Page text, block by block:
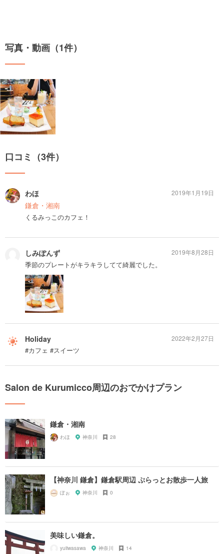
写真・動画（1件）
口コミ（3件）
わほ
鎌倉・湘南
くるみっこのカフェ！
2019年1月19日
しみぽんず
季節のプレートがキラキラしてて綺麗でした。
2019年8月28日
Holiday
#カフェ #スイーツ
2022年2月27日
Salon de Kurumicco周辺のおでかけプラン
鎌倉・湘南
わほ 神奈川 28
【神奈川 鎌倉】鎌倉駅周辺 ぷらっとお散歩一人旅
ぽぉ 神奈川 0
美味しい鎌倉。
yuiiwasawa 神奈川 14